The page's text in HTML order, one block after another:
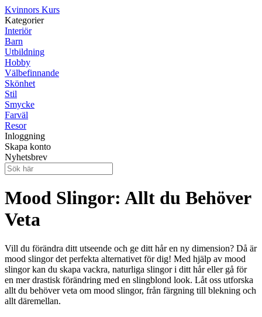
Kvinnors Kurs
Kategorier
Interiör
Barn
Utbildning
Hobby
Välbefinnande
Skönhet
Stil
Smycke
Farväl
Resor
Inloggning
Skapa konto
Nyhetsbrev
Mood Slingor: Allt du Behöver
Veta
Vill du förändra ditt utseende och ge ditt hår en ny dimension? Då är
mood slingor det perfekta alternativet för dig! Med hjälp av mood
slingor kan du skapa vackra, naturliga slingor i ditt hår eller gå för
en mer drastisk förändring med en slingblond look. Låt oss utforska
allt du behöver veta om mood slingor, från färgning till blekning och
allt däremellan.